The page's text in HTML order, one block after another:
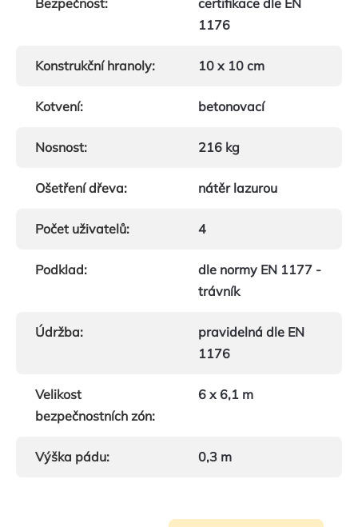
1176
Konstrukční hranoly: 10 x 10 cm
Kotvení: betonovací
Nosnost: 216 kg
Ošetření dřeva: nátěr lazurou
Počet uživatelů: 4
Podklad:
dle normy EN 1177 -
trávník
Údržba:
pravidelná dle EN
1176
Velikost
bezpečnostních zón:
6 x 6,1 m
Výška pádu: 0,3 m